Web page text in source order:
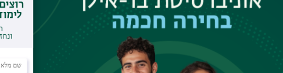
פילוסופיה, סוציולוגיה, אנתרופולוגיה, מדעי המדינה, מדיניות
המוח. סטודנטים יכולים לבחור מסלול עם תזה או בלי תזה, להשתתף
בקבוצות קטנות ולקחת קורסים גם מתוכניות אחרות באוניברסיטה. היקף